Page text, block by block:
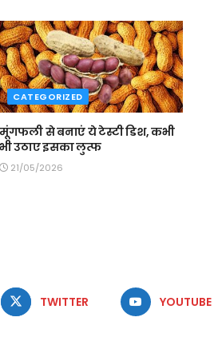
CATEGORIZED
मूंगफली से बनाएं ये टेस्टी डिश, कभी
भी उठाए इसका लुत्फ
21/05/2026
TWITTER YOUTUBE